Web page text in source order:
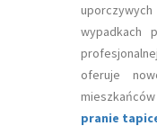
wypadkach
oferuje
pranie